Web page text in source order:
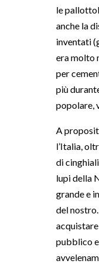
le
anche la
inventati
era molto
per
più
popolare,
A
l’Italia,
di
lupi della
grande e
del
pubblico